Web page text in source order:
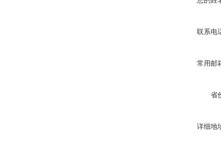
联系电
常用邮
省
详细地